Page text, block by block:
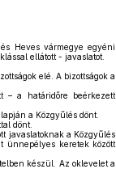
Heves vármegye egyéni
ellátott - javaslatot.
elé. A bizottságok a
– a határidőre beérkezett
a Közgyűlés dönt.
dönt.
javaslatoknak a Közgyűlés
ünnepélyes keretek között
készül. Az oklevelet a